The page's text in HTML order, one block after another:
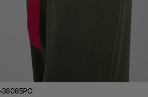
38085PO